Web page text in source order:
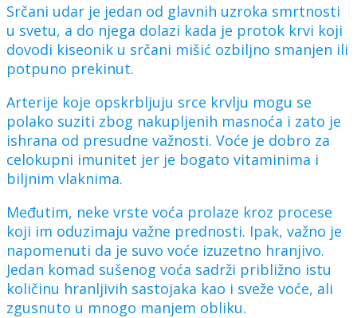
Srčani udar je jedan od glavnih uzroka smrtnosti
u svetu, a do njega dolazi kada je protok krvi koji
dovodi kiseonik u srčani mišić ozbiljno smanjen ili
potpuno prekinut.
Arterije koje opskrbljuju srce krvlju mogu se
polako suziti zbog nakupljenih masnoća i zato je
ishrana od presudne važnosti. Voće je dobro za
celokupni imunitet jer je bogato vitaminima i
biljnim vlaknima.
Međutim, neke vrste voća prolaze kroz procese
koji im oduzimaju važne prednosti. Ipak, važno je
napomenuti da je suvo voće izuzetno hranjivo.
Jedan komad sušenog voća sadrži približno istu
količinu hranljivih sastojaka kao i sveže voće, ali
zgusnuto u mnogo manjem obliku.